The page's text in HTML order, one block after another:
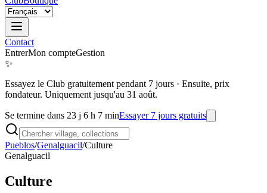
Contact
EntrerMon compteGestion
✨
Essayez le Club gratuitement pendant 7 jours · Ensuite, prix
fondateur. Uniquement jusqu'au 31 août.
Se termine dans 23 j 6 h 7 minEssayer 7 jours gratuits
Pueblos/Genalguacil/Culture
Genalguacil
Culture